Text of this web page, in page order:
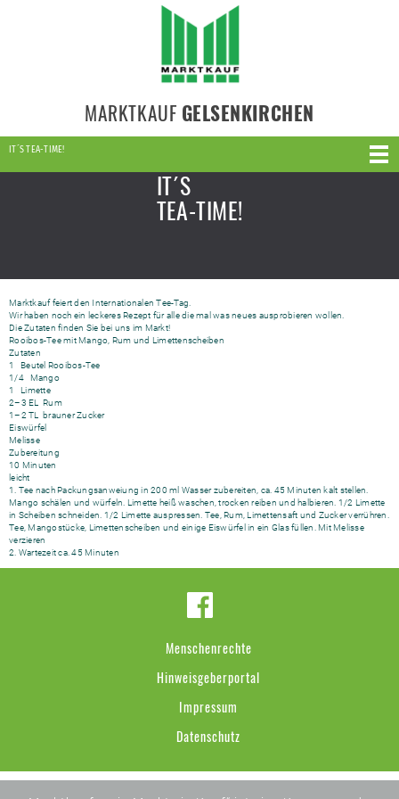
MARKTKAUF GELSENKIRCHEN
IT´S TEA-TIME!
IT´S
TEA-TIME!
Marktkauf feiert den Internationalen Tee-Tag.
Wir haben noch ein leckeres Rezept für alle die mal was neues ausprobieren wollen.
Die Zutaten finden Sie bei uns im Markt!
Rooibos-Tee mit Mango, Rum und Limettenscheiben
Zutaten
1 Beutel Rooibos-Tee
1/4 Mango
1 Limette
2–3 EL Rum
1–2 TL brauner Zucker
Eiswürfel
Melisse
Zubereitung
10 Minuten
leicht
1. Tee nach Packungsanweiung in 200 ml Wasser zubereiten, ca. 45 Minuten kalt stellen.
Mango schälen und würfeln. Limette heiß waschen, trocken reiben und halbieren. 1/2 Limette
in Scheiben schneiden. 1/2 Limette auspressen. Tee, Rum, Limettensaft und Zucker verrühren.
Tee, Mangostücke, Limettenscheiben und einige Eiswürfel in ein Glas füllen. Mit Melisse
verzieren
2. Wartezeit ca. 45 Minuten
Menschenrechte
Hinweisgeberportal
Impressum
Datenschutz